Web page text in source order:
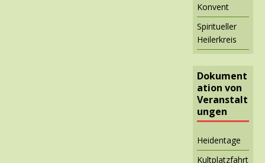
Konvent
Spiritueller
Heilerkreis
Dokument
ation von
Veranstalt
ungen
Heidentage
Kultplatzfahrt